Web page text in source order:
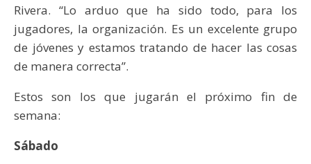
Rivera. “Lo arduo que ha sido todo, para los
jugadores, la organización. Es un excelente grupo
de jóvenes y estamos tratando de hacer las cosas
de manera correcta”.
Estos son los que jugarán el próximo fin de
semana:
Sábado